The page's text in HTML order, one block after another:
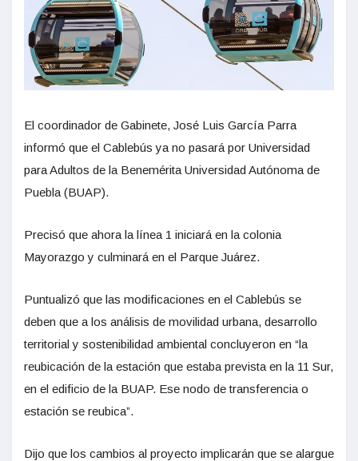
El coordinador de Gabinete, José Luis García Parra
informó que el Cablebús ya no pasará por Universidad
para Adultos de la Benemérita Universidad Autónoma de
Puebla (BUAP).
Precisó que ahora la línea 1 iniciará en la colonia
Mayorazgo y culminará en el Parque Juárez.
Puntualizó que las modificaciones en el Cablebús se
deben que a los análisis de movilidad urbana, desarrollo
territorial y sostenibilidad ambiental concluyeron en “la
reubicación de la estación que estaba prevista en la 11 Sur,
en el edificio de la BUAP. Ese nodo de transferencia o
estación se reubica”.
Dijo que los cambios al proyecto implicarán que se alargue